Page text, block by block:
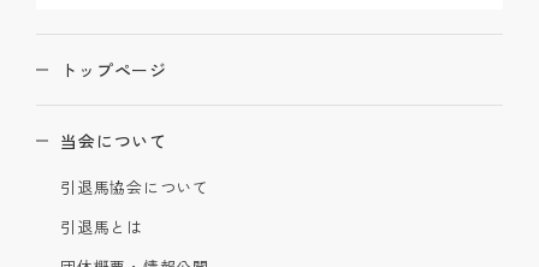
トップページ
当会について
引退馬協会について
引退馬とは